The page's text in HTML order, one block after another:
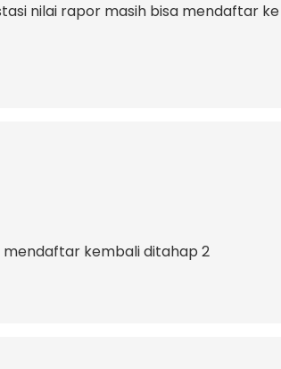
nilai rapor masih bisa mendaftar
mendaftar kembali ditahap 2